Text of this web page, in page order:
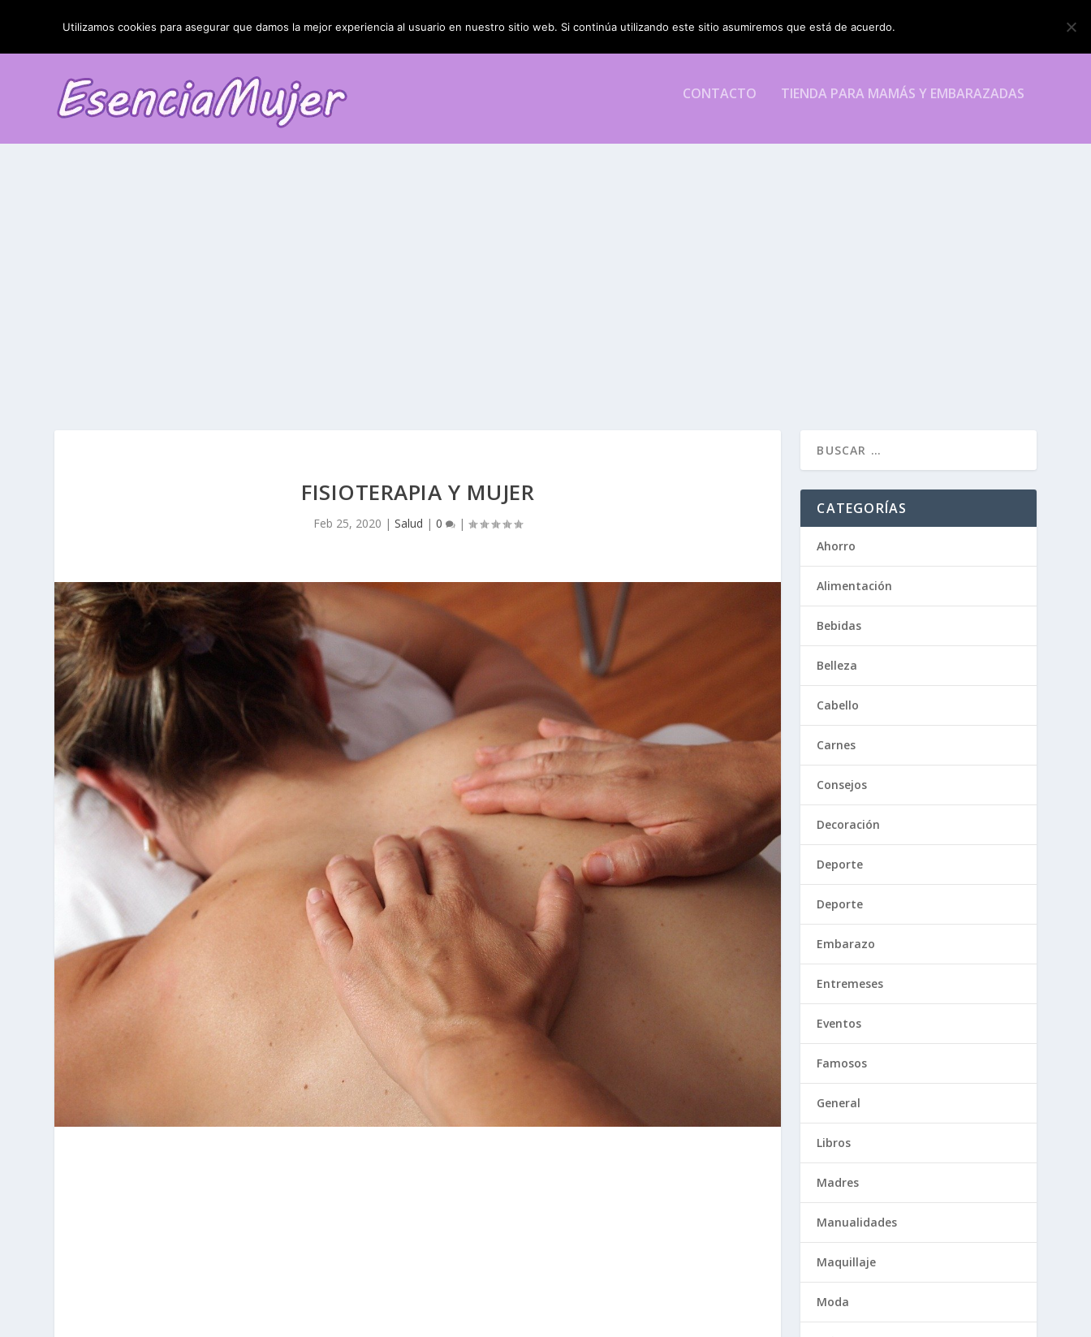
TENDENCIAS: La blefaroplastia y sus resultados
CONTACTO TIENDA PARA MAMÁS Y EMBARAZADAS
FISIOTERAPIA Y MUJER
Feb 25, 2020 |Salud |0 |
CATEGORÍAS
Ahorro
Alimentación
Bebidas
Belleza
Cabello
Carnes
Consejos
Decoración
Deporte
Deporte
Embarazo
Entremeses
Eventos
Famosos
General
Libros
Madres
Manualidades
Maquillaje
Moda
Utilizamos cookies para asegurar que damos la mejor experiencia al usuario en nuestro sitio web. Si continúa utilizando este sitio asumiremos que está de acuerdo.